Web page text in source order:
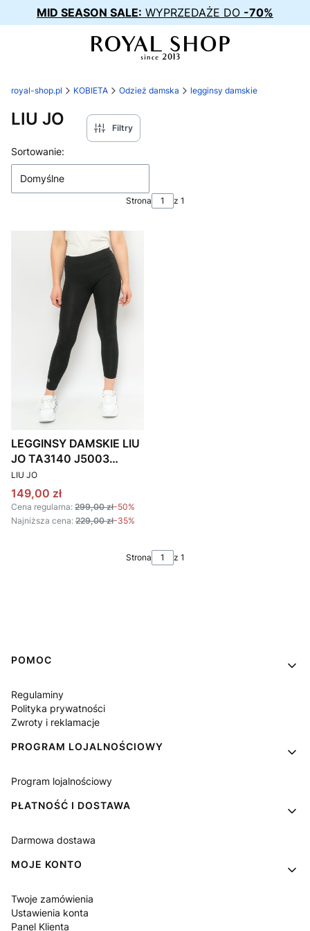
MID SEASON SALE: WYPRZEDAŻE DO -70%
royal-shop.pl KOBIETA Odzież damska legginsy damskie
LIU JO Filtry
Lista produktów
Sortowanie:
Domyślne
Strona z 1
LEGGINSY DAMSKIE LIU
JO TA3140 J5003
CZARNE
PRODUCENT
LIU JO
Cena promocyjna
149,00 zł
Cena regularna: 299,00 zł-50%
Najniższa cena: 229,00 zł-35%
Strona z 1
Linki w stopce
POMOC
Regulaminy
Polityka prywatności
Zwroty i reklamacje
PROGRAM LOJALNOŚCIOWY
Program lojalnościowy
PŁATNOŚĆ I DOSTAWA
Darmowa dostawa
MOJE KONTO
Twoje zamówienia
Ustawienia konta
Panel Klienta